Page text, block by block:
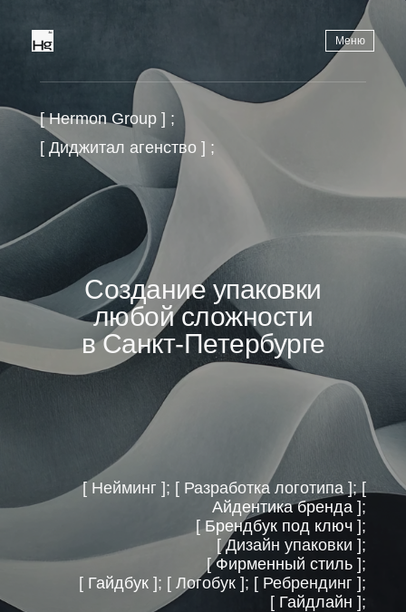
Меню
[ Hermon Group ] ;
[ Диджитал агенство ] ;
Создание упаковки
любой сложности
в Санкт-Петербурге
[ Нейминг ]; [ Разработка логотипа ]; [
Айдентика бренда ];
[Брендбук под ключ ];
[ Дизайн упаковки ];
[Фирменный стиль ];
[ Гайдбук ]; [ Логобук ]; [ Ребрендинг ];
[ Гайдлайн ];